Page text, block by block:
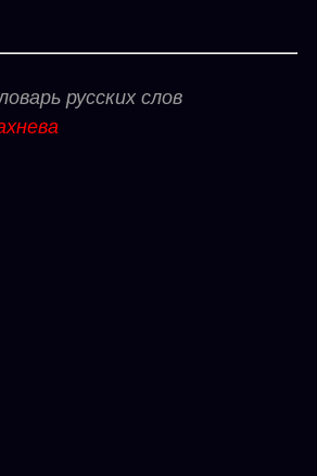
русских слов